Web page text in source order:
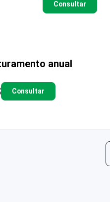
Consultar
anual
Consultar